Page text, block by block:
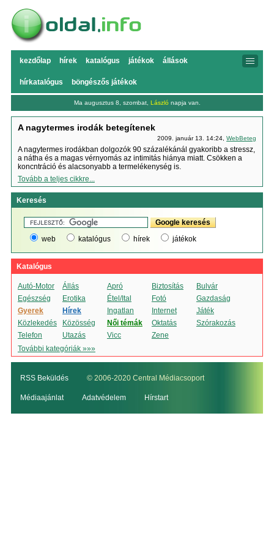
kezdőlap hírek katalógus játékok állások
hírkatalógus böngészős játékok
Ma augusztus 8, szombat, László napja van.
A nagytermes irodák betegítenek
2009. január 13. 14:24,WebBeteg
A nagytermes irodákban dolgozók 90 százalékánál gyakoribb a stressz,
a nátha és a magas vérnyomás az intimitás hiánya miatt. Csökken a
koncntráció és alacsonyabb a termelékenység is.
Tovább a teljes cikkre...
Keresés
web katalógus hírek játékok
Katalógus
Autó-Motor Állás Apró Biztosítás
Bulvár
Egészség
Erotika Étel/Ital Fotó
Gazdaság
Gyerek
Hírek Ingatlan Internet
Játék
Közlekedés
Közösség Női témák Oktatás
Szórakozás
Telefon
Utazás Vicc
Zene
További kategóriák »»»
RSS Beküldés © 2006-2020 Central Médiacsoport
Médiaajánlat Adatvédelem Hírstart